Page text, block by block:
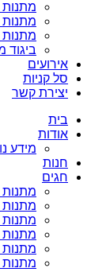
מתנות WELCOME לעובדים
מתנות
מתנות
ביגוד
אירועים
סל קניות
יצירת קשר
בית
אודות
מידע
חנות
חגים
מתנות
מתנות